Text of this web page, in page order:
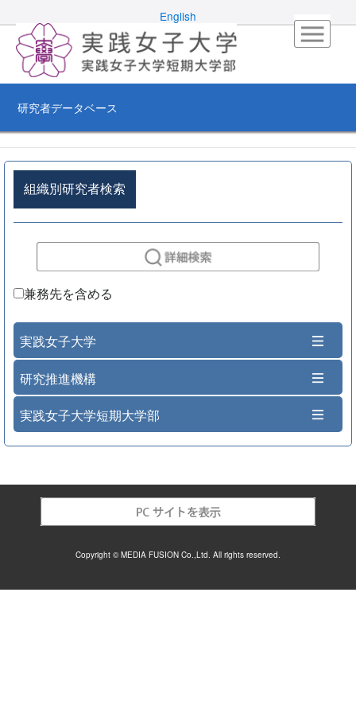
English
研究者データベース
組織別研究者検索
兼務先を含める
実践女子大学
研究推進機構
実践女子大学短期大学部
Copyright © MEDIA FUSION Co.,Ltd. All rights reserved.